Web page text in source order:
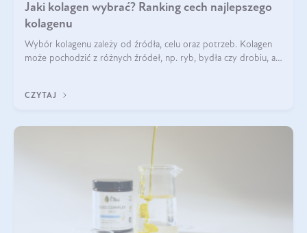
Jaki kolagen wybrać? Ranking cech najlepszego
kolagenu
Wybór kolagenu zależy od źródła, celu oraz potrzeb. Kolagen
może pochodzić z różnych źródeł, np. ryb, bydła czy drobiu, a
bydlęcy.
CZYTAJ